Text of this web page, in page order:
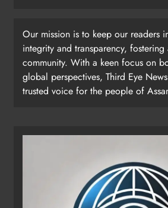
Our mission is to keep our readers
integrity and transparency,
community. With a keen focus on
global perspectives, Third Eye
trusted voice for the people of